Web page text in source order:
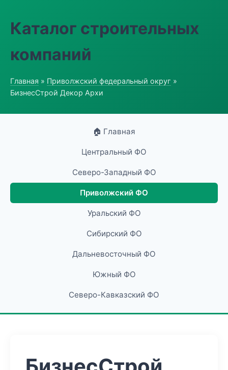
Каталог строительных
компаний
Главная » Приволжский федеральный округ »
БизнесСтрой Декор Архи
🏠 Главная
Центральный ФО
Северо-Западный ФО
Приволжский ФО
Уральский ФО
Сибирский ФО
Дальневосточный ФО
Южный ФО
Северо-Кавказский ФО